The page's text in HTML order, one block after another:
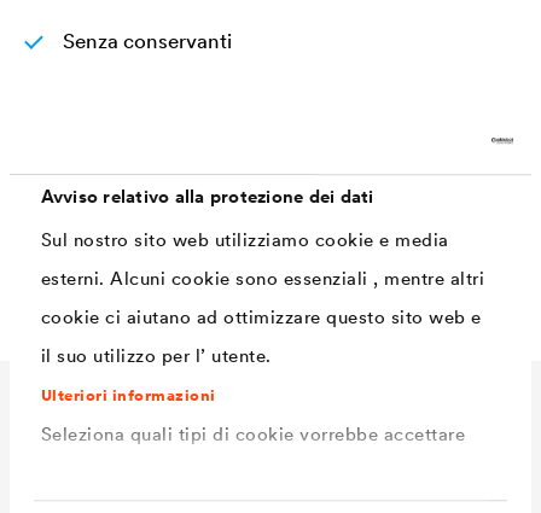
Avviso relativo alla protezione dei dati
Sul nostro sito web utilizziamo cookie e media
esterni. Alcuni cookie sono essenziali , mentre altri
cookie ci aiutano ad ottimizzare questo sito web e
il suo utilizzo per l’ utente.
Ulteriori informazioni
Seleziona quali tipi di cookie vorrebbe accettare
Senza conservanti
Alto grado di bianco
Elaborazione ottimizzata
Dati Tecnici